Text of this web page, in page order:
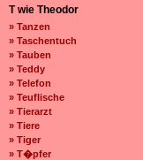
T wie Theodor
» Tanzen
» Taschentuch
» Tauben
» Teddy
» Telefon
» Teuflische
» Tierarzt
» Tiere
» Tiger
» T�pfer